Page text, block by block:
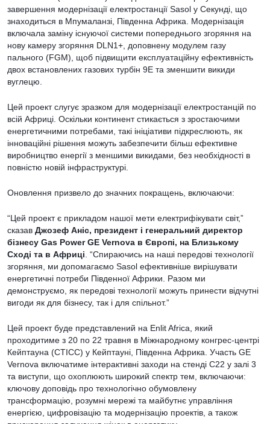
завершення модернізації електростанції Sasol у Секунді, що
знаходиться в Мпумаланзі, Південна Африка. Модернізація
включала заміну існуючої системи попереднього згоряння на
нову камеру згоряння DLN1+, доповнену модулем газу
пального (FGM), щоб підвищити експлуатаційну ефективність
двох встановлених газових турбін 9E та зменшити викиди
вуглецю.
Цей проект слугує зразком для модернізації електростанцій по
всій Африці. Оскільки континент стикається з зростаючими
енергетичними потребами, такі ініціативи підкреслюють, як
інноваційні рішення можуть забезпечити більш ефективне
виробництво енергії з меншими викидами, без необхідності в
повністю новій інфраструктурі.
Оновлення призвело до значних покращень, включаючи:
“Цей проект є прикладом нашої мети електрифікувати світ,”
сказав Джозеф Аніс, президент і генеральний директор
бізнесу Gas Power GE Vernova в Європі, на Близькому
Сході та в Африці . “Спираючись на наші передові технології
згоряння, ми допомагаємо Sasol ефективніше вирішувати
енергетичні потреби Південної Африки. Разом ми
демонструємо, як передові технології можуть принести відчутні
вигоди як для бізнесу, так і для спільнот.”
Цей проект буде представлений на Enlit Africa, який
проходитиме з 20 по 22 травня в Міжнародному конгрес-центрі
Кейптауна (CTICC) у Кейптауні, Південна Африка. Участь GE
Vernova включатиме інтерактивні заходи на стенді C22 у залі 3
та виступи, що охоплюють широкий спектр тем, включаючи:
ключову доповідь про технологічно обумовлену
трансформацію, розумні мережі та майбутнє управління
енергією, цифровізацію та модернізацію проектів, а також